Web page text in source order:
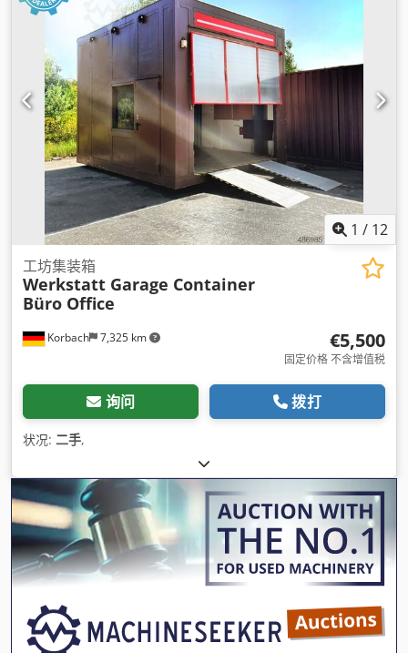
1 / 12
Korbach 7,325 km
工坊集装箱
Werkstatt Garage Container
Büro Office
€5,500
固定价格 不含增值税
询问 拨打
状况: 二手,